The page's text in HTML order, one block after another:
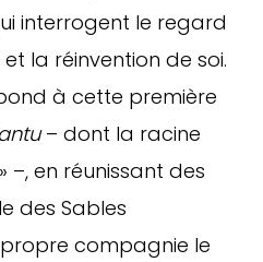
interrogent le regard
la réinvention de soi.
à cette première
– dont la racine
–, en réunissant des
des Sables
compagnie le